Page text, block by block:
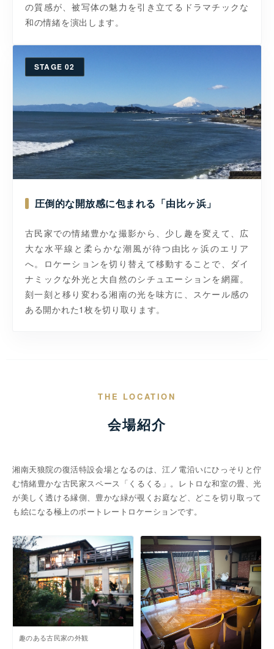
の質感が、被写体の魅力を引き立てるドラマチックな
和の情緒を演出します。
STAGE 02
圧倒的な開放感に包まれる「由比ヶ浜」
古民家での情緒豊かな撮影から、少し趣を変えて、広
大な水平線と柔らかな潮風が待つ由比ヶ浜のエリア
へ。ロケーションを切り替えて移動することで、ダイ
ナミックな外光と大自然のシチュエーションを網羅。
刻一刻と移り変わる湘南の光を味方に、スケール感の
ある開かれた1枚を切り取ります。
THE LOCATION
会場紹介
湘南天狼院の復活特設会場となるのは、江ノ電沿いにひっそりと佇
む情緒豊かな古民家スペース「くるくる」。レトロな和室の畳、光
が美しく透ける縁側、豊かな緑が覗くお庭など、どこを切り取って
も絵になる極上のポートレートロケーションです。
趣のある古民家の外観